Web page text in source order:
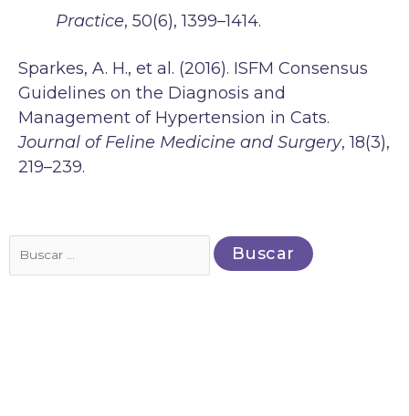
Practice, 50(6), 1399–1414.
Sparkes, A. H., et al. (2016). ISFM Consensus
Guidelines on the Diagnosis and
Management of Hypertension in Cats.
Journal of Feline Medicine and Surgery, 18(3),
219–239.
por: